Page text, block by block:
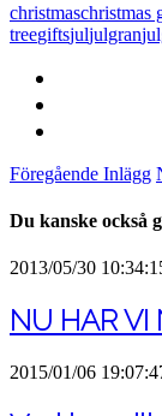
christmaschristmas
treegiftsjuljulgran
Föregående Inlägg
Du kanske också
2013/05/30
NU HAR VI
2015/01/06